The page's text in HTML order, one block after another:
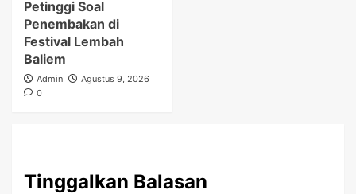
Petinggi Soal
Penembakan di
Festival Lembah
Baliem
Admin
Agustus 9, 2026
0
Tinggalkan Balasan